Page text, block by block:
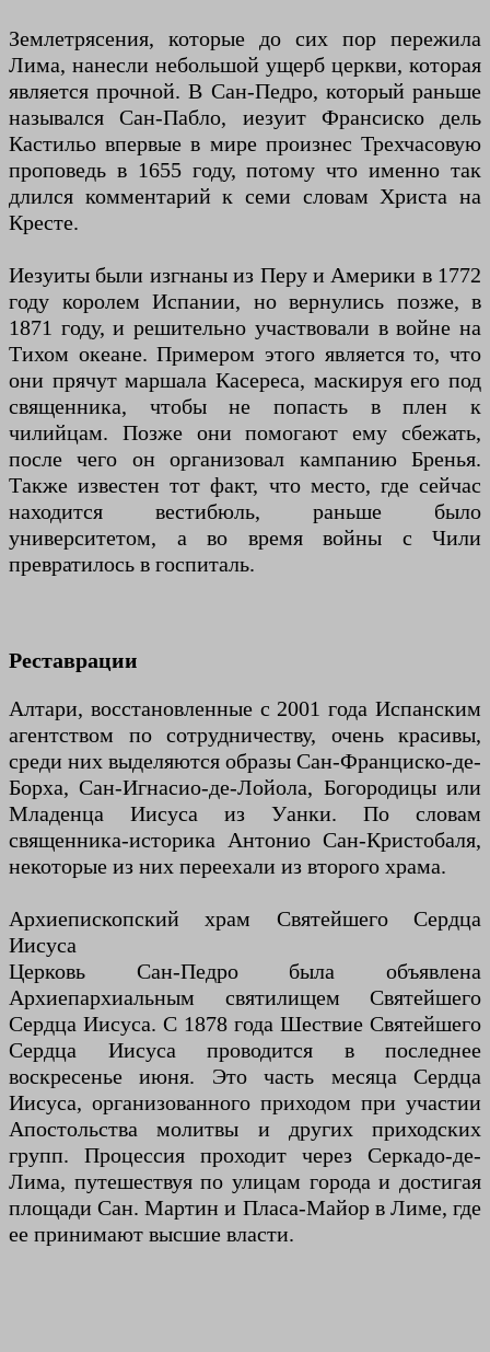
Землетрясения, которые до сих пор пережила
Лима, нанесли небольшой ущерб церкви, которая
является прочной. В Сан-Педро, который раньше
назывался Сан-Пабло, иезуит Франсиско дель
Кастильо впервые в мире произнес Трехчасовую
проповедь в 1655 году, потому что именно так
длился комментарий к семи словам Христа на
Кресте.
Иезуиты были изгнаны из Перу и Америки в 1772
году королем Испании, но вернулись позже, в
1871 году, и решительно участвовали в войне на
Тихом океане. Примером этого является то, что
они прячут маршала Касереса, маскируя его под
священника, чтобы не попасть в плен к
чилийцам. Позже они помогают ему сбежать,
после чего он организовал кампанию Бренья.
Также известен тот факт, что место, где сейчас
находится вестибюль, раньше было
университетом, а во время войны с Чили
превратилось в госпиталь.
Реставрации
Алтари, восстановленные с 2001 года Испанским
агентством по сотрудничеству, очень красивы,
среди них выделяются образы Сан-Франциско-де-
Борха, Сан-Игнасио-де-Лойола, Богородицы или
Младенца Иисуса из Уанки. По словам
священника-историка Антонио Сан-Кристобаля,
некоторые из них переехали из второго храма.
Архиепископский храм Святейшего Сердца
Иисуса
Церковь Сан-Педро была объявлена ​​
Архиепархиальным святилищем Святейшего
Сердца Иисуса. С 1878 года Шествие Святейшего
Сердца Иисуса проводится в последнее
воскресенье июня. Это часть месяца Сердца
Иисуса, организованного приходом при участии
Апостольства молитвы и других приходских
групп. Процессия проходит через Серкадо-де-
Лима, путешествуя по улицам города и достигая
площади Сан. Мартин и Пласа-Майор в Лиме, ​​где
ее принимают высшие власти.